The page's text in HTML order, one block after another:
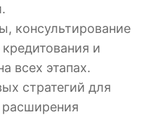
консультирование
и
всех этапах.
стратегий для
расширения